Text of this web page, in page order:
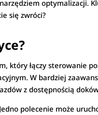
optymalizacji.
się zwróci?
który łączy sterowanie
W bardziej
z dostępnością
polecenie może